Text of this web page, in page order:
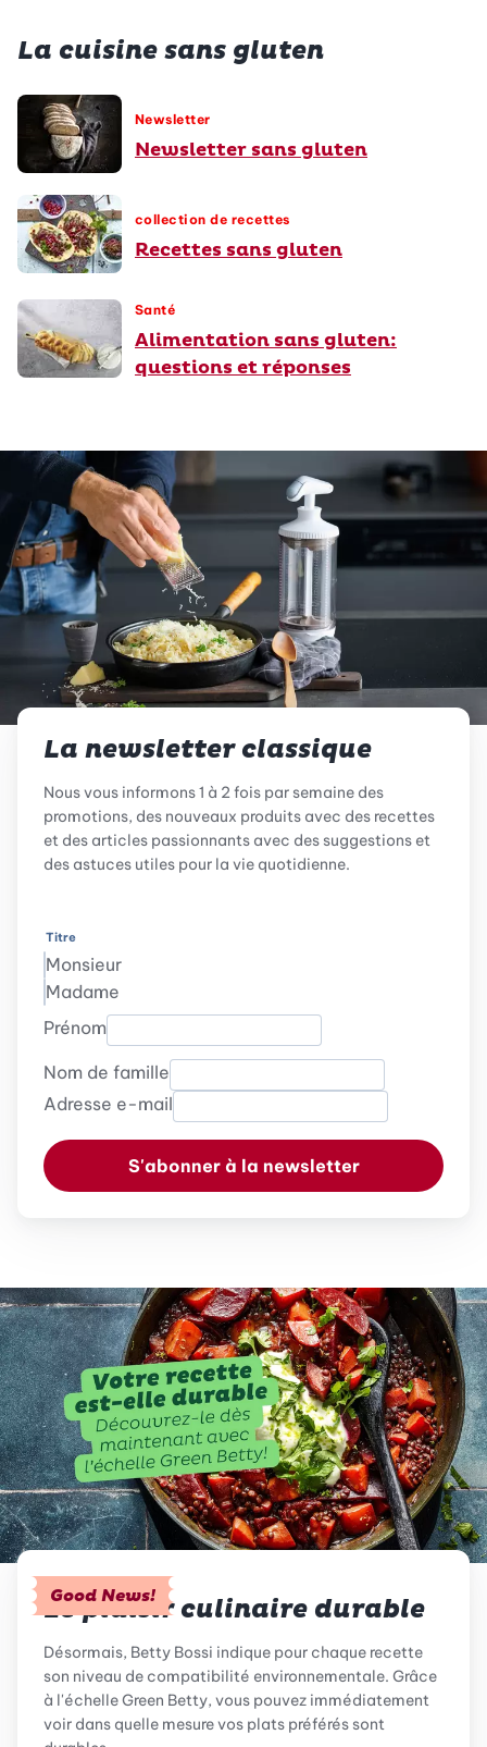
La cuisine sans gluten
Newsletter
Newsletter sans gluten
collection de recettes
Recettes sans gluten
Santé
Alimentation sans gluten:
questions et réponses
La newsletter classique
Nous vous informons 1 à 2 fois par semaine des
promotions, des nouveaux produits avec des recettes
et des articles passionnants avec des suggestions et
des astuces utiles pour la vie quotidienne.
Titre
Monsieur
Madame
Prénom
Nom de famille
Adresse e-mail
S'abonner à la newsletter
Good News!
Le plaisir culinaire durable
Désormais, Betty Bossi indique pour chaque recette
son niveau de compatibilité environnementale. Grâce
à l'échelle Green Betty, vous pouvez immédiatement
voir dans quelle mesure vos plats préférés sont